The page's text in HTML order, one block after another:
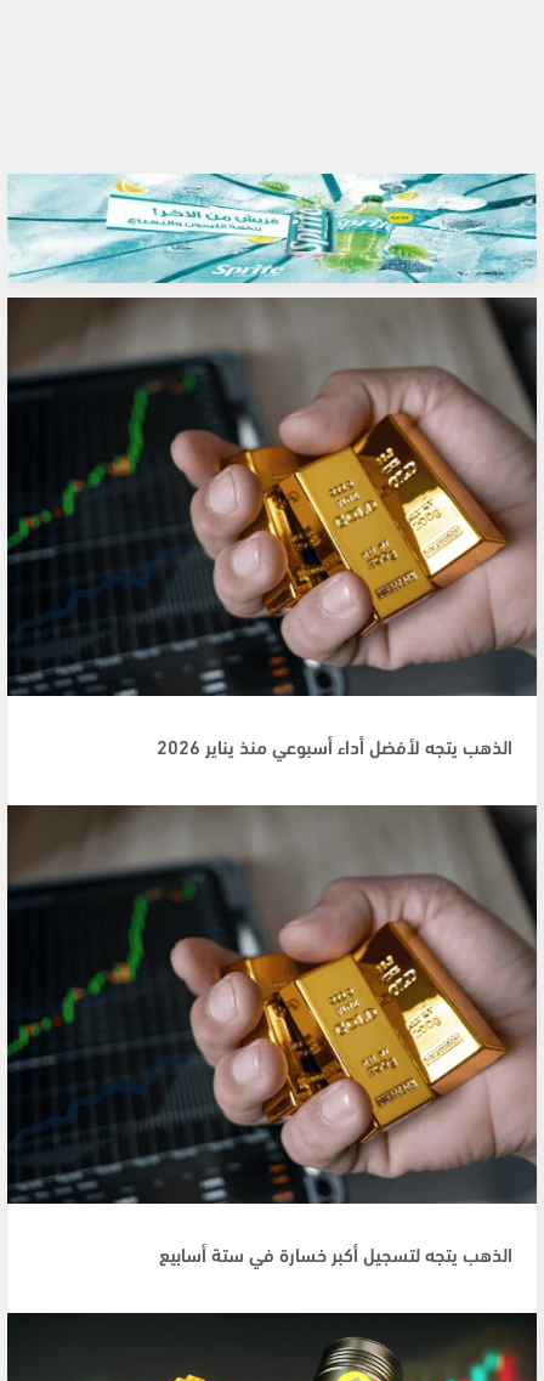
الذهب يتجه لأفضل أداء أسبوعي منذ يناير 2026
الذهب يتجه لتسجيل أكبر خسارة في ستة أسابيع